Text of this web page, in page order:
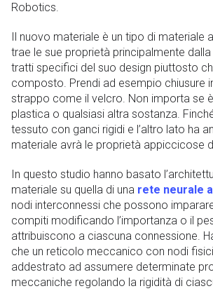
Robotics.
Il nuovo materiale è un tipo di materiale
trae le sue proprietà principalmente
tratti specifici del suo design piuttosto
composto. Prendi ad esempio chiusure
strappo come il velcro. Non importa se
plastica o qualsiasi altra sostanza.
tessuto con ganci rigidi e l’altro lato ha
materiale avrà le proprietà appiccicose
In questo studio hanno basato
materiale su quella di una rete neurale
nodi interconnessi che possono
compiti modificando l’importanza o il
attribuiscono a ciascuna connessione.
che un reticolo meccanico con nodi
addestrato ad assumere determinate
meccaniche regolando la rigidità di